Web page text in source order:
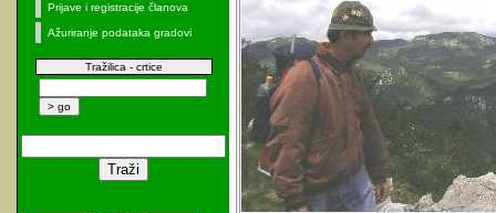
Prijave i registracije članova
Ažuriranje podataka gradovi
Tražilica - crtice